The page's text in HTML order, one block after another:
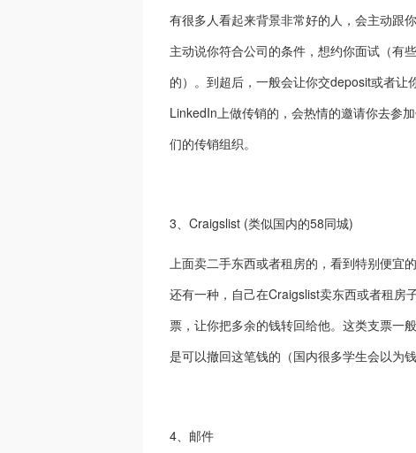
有很多人看起来背景非常好的人，会主动跟
主动说你符合公司的条件，想约你面试（有
的）。到超后，一般会让你交deposit或者让
LinkedIn上做传销的，会热情的邀请你去参
们的传销组织。
3、Craigslist (类似国内的58同城)
上面卖二手东西或者租房的，看到特别便宜
还有一种，自己在Craigslist卖东西或者租房
票，让你把多余的钱转回给他。这类支票一
是可以撤回这笔钱的（国内很多学生会以为
4、邮件